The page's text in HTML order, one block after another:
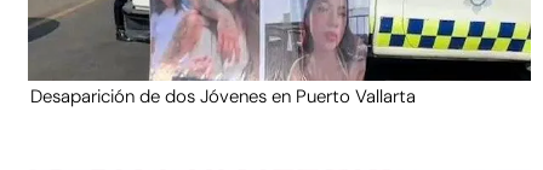
Desaparición de dos Jóvenes en Puerto Vallarta